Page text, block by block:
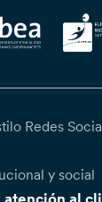
Redes
y social